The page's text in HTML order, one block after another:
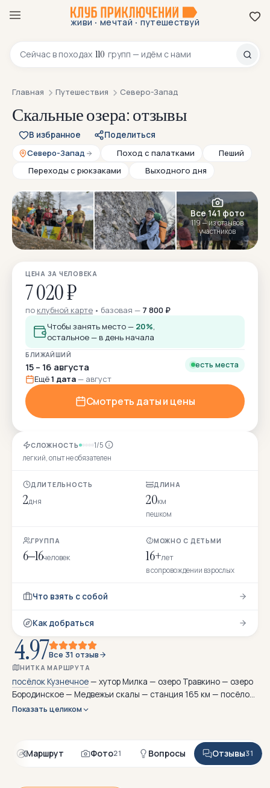
живи · мечтай · путешествуй
Сейчас в походах 110 групп — идём с нами
8 800 200-70-23
Главная Путешествия Северо-Запад
Скальные озера: отзывы
В избранное
Поделиться
Северо-Запад
Поход с палатками
Пеший
Переходы с рюкзаками
Выходного дня
Все 141 фото
119 — из отзывов
участников
СЛОЖНОСТЬ 1/5
легкий, опыт не обязателен
ДЛИТЕЛЬНОСТЬ
2дня
ДЛИНА
20км
пешком
ГРУППА
6–16человек
МОЖНО С ДЕТЬМИ
16+лет
в сопровождении взрослых
Что взять с собой
Как добраться
4.97Все 31 отзыв
НИТКА МАРШРУТА
посёлок Кузнечное— хутор Милка — озеро Травкино — озеро
Бородинское — Медвежьи скалы — станция 165 км — посёлок
Кузнечное
Показать целиком
ЦЕНА ЗА ЧЕЛОВЕКА
7 020 ₽
по клубной карте базовая — 7 800 ₽
Чтобы занять место — 20%,
остальное — в день начала
БЛИЖАЙШИЙ
15 – 16 августа есть места
Ещё1 дата— август
Смотреть даты и цены
Маршрут Фото21 Вопросы Отзывы31